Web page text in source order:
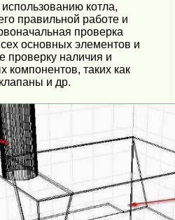
котла,
правильной работе и
проверка
основных элементов и
проверку наличия и
компонентов, таких как
и др.